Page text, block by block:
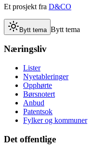
Et prosjekt fra D&CO
Bytt tema Bytt tema
Næringsliv
Lister
Nyetableringer
Opphørte
Børsnotert
Anbud
Patentsok
Fylker og kommuner
Det offentlige